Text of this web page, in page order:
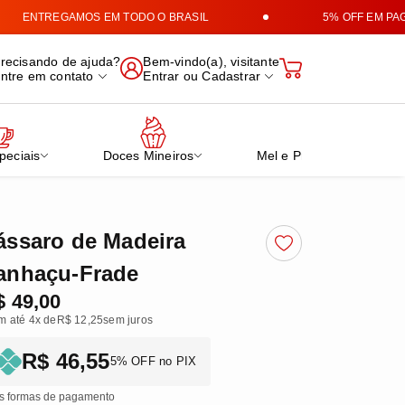
ENTREGAMOS EM TODO O BRASIL 5% OFF EM
Mineiros
de ajuda?
em contato
Bem-vindo(a), visitante
Entrar ouCadastrar
Doces Mineiros Mel e Própolis Verde
de Madeira
Frade
49,00
até 4x de R$ 12,25sem juros
R$ 46,555% OFF no PIX
formas de pagamento